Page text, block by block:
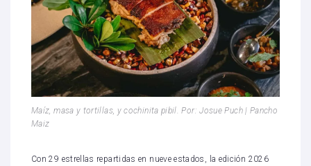
Maíz, masa y tortillas, y cochinita pibil. Por: Josue Puch | Pancho
Maiz
Con 29 estrellas repartidas en nueve estados, la edición 2026